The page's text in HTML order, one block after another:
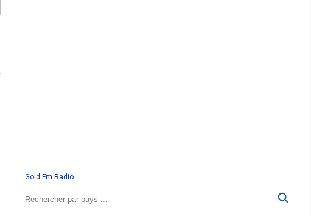
Gold Fm Radio